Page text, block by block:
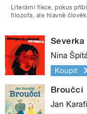
Literární fikce, pokus
filozofa, ale hlavně
Severka
Nina
Koupit
Broučci
Jan